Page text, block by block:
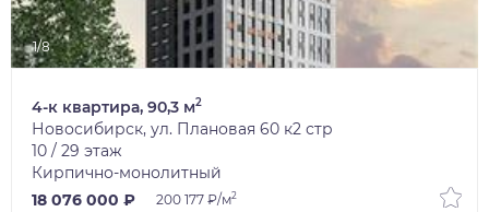
1/8
4-к квартира, 90,3 м2
Новосибирск, ул. Плановая 60 к2 стр
10 / 29 этаж
Кирпично-монолитный
18 076 000 ₽
200 177 ₽/м2